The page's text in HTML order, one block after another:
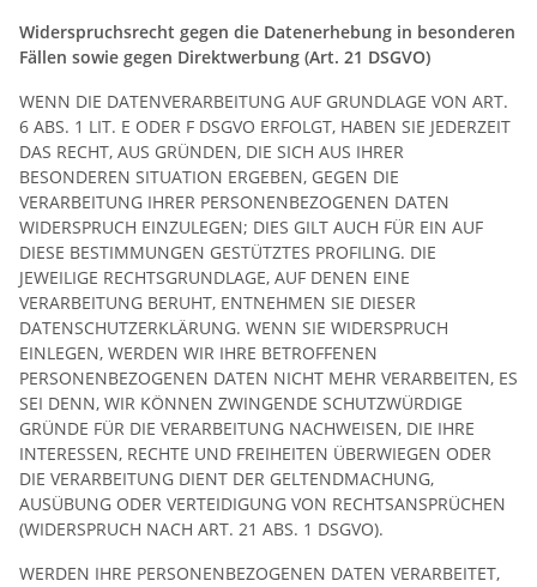
Widerspruchsrecht gegen die Datenerhebung in besonderen
Fällen sowie gegen Direktwerbung (Art. 21 DSGVO)
WENN DIE DATENVERARBEITUNG AUF GRUNDLAGE VON ART.
6 ABS. 1 LIT. E ODER F DSGVO ERFOLGT, HABEN SIE JEDERZEIT
DAS RECHT, AUS GRÜNDEN, DIE SICH AUS IHRER
BESONDEREN SITUATION ERGEBEN, GEGEN DIE
VERARBEITUNG IHRER PERSONENBEZOGENEN DATEN
WIDERSPRUCH EINZULEGEN; DIES GILT AUCH FÜR EIN AUF
DIESE BESTIMMUNGEN GESTÜTZTES PROFILING. DIE
JEWEILIGE RECHTSGRUNDLAGE, AUF DENEN EINE
VERARBEITUNG BERUHT, ENTNEHMEN SIE DIESER
DATENSCHUTZERKLÄRUNG. WENN SIE WIDERSPRUCH
EINLEGEN, WERDEN WIR IHRE BETROFFENEN
PERSONENBEZOGENEN DATEN NICHT MEHR VERARBEITEN, ES
SEI DENN, WIR KÖNNEN ZWINGENDE SCHUTZWÜRDIGE
GRÜNDE FÜR DIE VERARBEITUNG NACHWEISEN, DIE IHRE
INTERESSEN, RECHTE UND FREIHEITEN ÜBERWIEGEN ODER
DIE VERARBEITUNG DIENT DER GELTENDMACHUNG,
AUSÜBUNG ODER VERTEIDIGUNG VON RECHTSANSPRÜCHEN
(WIDERSPRUCH NACH ART. 21 ABS. 1 DSGVO).
WERDEN IHRE PERSONENBEZOGENEN DATEN VERARBEITET,